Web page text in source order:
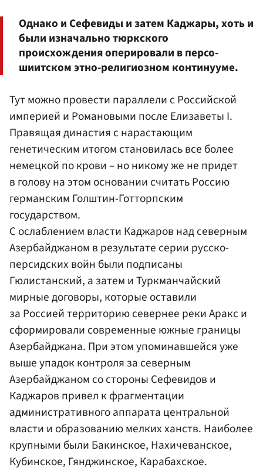
Однако и Сефевиды и затем Каджары, хоть и
были изначально тюркского
происхождения оперировали в персо-
шиитском этно-религиозном континууме.
Тут можно провести параллели с Российской
империей и Романовыми после Елизаветы I.
Правящая династия с нарастающим
генетическим итогом становилась все более
немецкой по крови – но никому же не придет
в голову на этом основании считать Россию
германским Голштин-Готторпским
государством.
С ослаблением власти Каджаров над северным
Азербайджаном в результате серии русско-
персидских войн были подписаны
Гюлистанский, а затем и Туркманчайский
мирные договоры, которые оставили
за Россией территорию севернее реки Аракс и
сформировали современные южные границы
Азербайджана. При этом упоминавшейся уже
выше упадок контроля за северным
Азербайджаном со стороны Сефевидов и
Каджаров привел к фрагментации
административного аппарата центральной
власти и образованию мелких ханств. Наиболее
крупными были Бакинское, Нахичеванское,
Кубинское, Гянджинское, Карабахское.